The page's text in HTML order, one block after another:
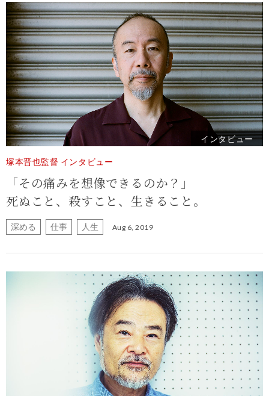
インタビュー
塚本晋也監督 インタビュー
「その痛みを想像できるのか？」
死ぬこと、殺すこと、生きること。
深める 仕事 人生 Aug 6, 2019